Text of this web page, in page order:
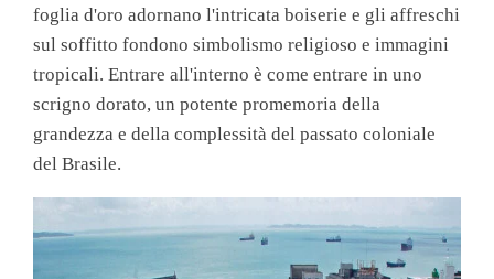
foglia d'oro adornano l'intricata boiserie e gli affreschi
sul soffitto fondono simbolismo religioso e immagini
tropicali. Entrare all'interno è come entrare in uno
scrigno dorato, un potente promemoria della
grandezza e della complessità del passato coloniale
del Brasile.